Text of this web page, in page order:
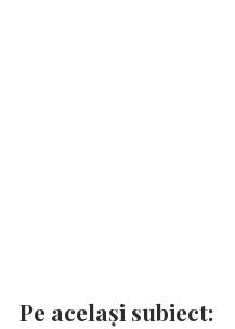
Pe același subiect: